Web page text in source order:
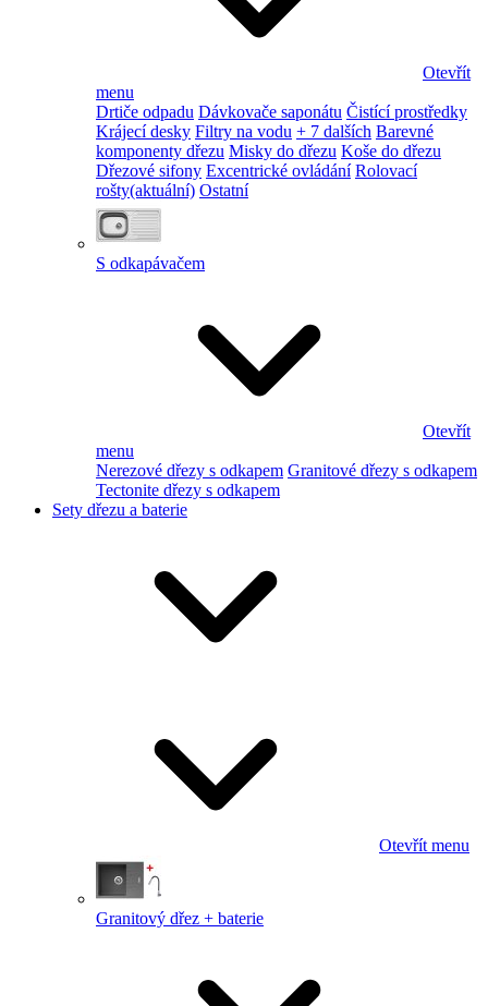
Otevřít
menu
Drtiče odpadu Dávkovače saponátu Čistící prostředky
Krájecí desky Filtry na vodu + 7 dalších Barevné
komponenty dřezu Misky do dřezu Koše do dřezu
Dřezové sifony Excentrické ovládání Rolovací
rošty(aktuální) Ostatní
S odkapávačem
Otevřít
menu
Nerezové dřezy s odkapem Granitové dřezy s odkapem
Tectonite dřezy s odkapem
Sety dřezu a baterie
Otevřít menu
Granitový dřez + baterie